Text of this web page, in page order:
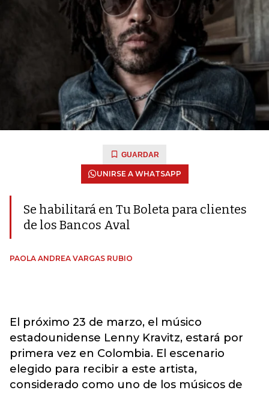
GUARDAR
UNIRSE A WHATSAPP
Se habilitará en Tu Boleta para clientes
de los Bancos Aval
PAOLA ANDREA VARGAS RUBIO
El próximo 23 de marzo, el músico
estadounidense Lenny Kravitz, estará por
primera vez en Colombia. El escenario
elegido para recibir a este artista,
considerado como uno de los músicos de